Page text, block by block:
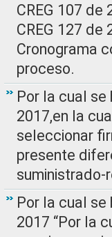
CREG 107
CREG 127 de
Cronograma
proceso.
Por la cual se
2017,en la
seleccionar
presente
Por la cual se
2017 “Por la